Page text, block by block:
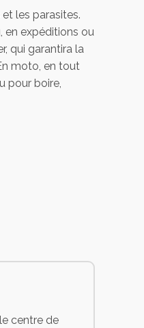
les parasites.
en expéditions ou
qui garantira la
moto, en tout
pour boire,
centre de